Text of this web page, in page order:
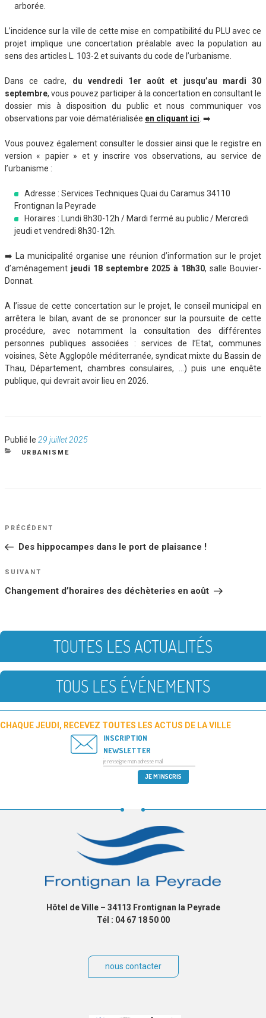
arborée.
L’incidence sur la ville de cette mise en compatibilité du PLU avec ce
projet implique une concertation préalable avec la population au
sens des articles L. 103-2 et suivants du code de l’urbanisme.
Dans ce cadre, du vendredi 1er août et jusqu’au mardi 30
septembre, vous pouvez participer à la concertation en consultant le
dossier mis à disposition du public et nous communiquer vos
observations par voie dématérialisée en cliquant ici . ➡️
Vous pouvez également consulter le dossier ainsi que le registre en
version « papier » et y inscrire vos observations, au service de
l’urbanisme :
Adresse : Services Techniques Quai du Caramus 34110
Frontignan la Peyrade
Horaires : Lundi 8h30-12h / Mardi fermé au public / Mercredi
jeudi et vendredi 8h30-12h.
➡️ La municipalité organise une réunion d’information sur le projet
d’aménagement jeudi 18 septembre 2025 à 18h30, salle Bouvier-
Donnat.
A l’issue de cette concertation sur le projet, le conseil municipal en
arrêtera le bilan, avant de se prononcer sur la poursuite de cette
procédure, avec notamment la consultation des différentes
personnes publiques associées : services de l’Etat, communes
voisines, Sète Agglopôle méditerranée, syndicat mixte du Bassin de
Thau, Département, chambres consulaires, …) puis une enquête
publique, qui devrait avoir lieu en 2026.
Publié le Publié
le
29 juillet 2025
CATÉGORIES
URBANISME
NAVIGATION
DE
Article
PRÉCÉDENT
Des hippocampes dans le port de plaisance !
Article
SUIVANT
Changement d’horaires des déchèteries en août
TOUTES LES ACTUALITÉS
TOUS LES ÉVÉNEMENTS
CHAQUE JEUDI, RECEVEZ TOUTES LES ACTUS DE LA VILLE
INSCRIPTION
NEWSLETTER
Hôtel de Ville – 34113 Frontignan la Peyrade
Tél : 04 67 18 50 00
nous contacter